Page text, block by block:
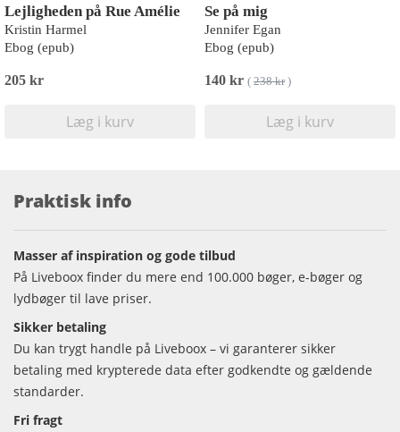
Lejligheden på Rue Amélie
Kristin Harmel
Ebog (epub)
205 kr
Læg i kurv
Se på mig
Jennifer Egan
Ebog (epub)
140 kr ( 238 kr)
Læg i kurv
Praktisk info
Masser af inspiration og gode tilbud
På Liveboox finder du mere end 100.000 bøger, e-bøger og
lydbøger til lave priser.
Sikker betaling
Du kan trygt handle på Liveboox – vi garanterer sikker
betaling med krypterede data efter godkendte og gældende
standarder.
Fri fragt